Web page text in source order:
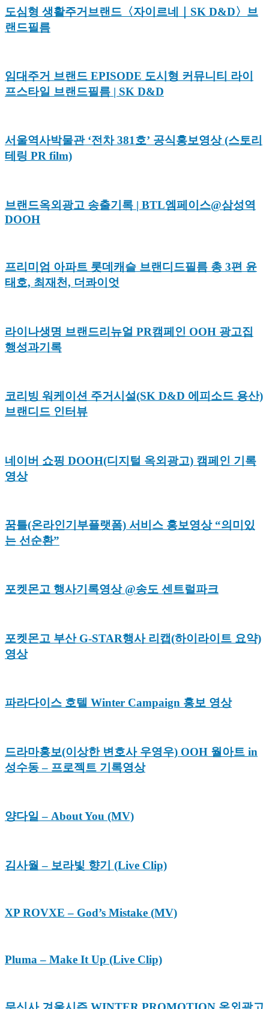
도심형 생활주거브랜드〈자이르네｜SK D&D〉브
랜드필름
임대주거 브랜드 EPISODE 도시형 커뮤니티 라이
프스타일 브랜드필름 | SK D&D
서울역사박물관 ‘전차 381호’ 공식홍보영상 (스토리
테링 PR film)
브랜드옥외광고 송출기록 | BTL엠페이스@삼성역
DOOH
프리미엄 아파트 롯데캐슬 브랜디드필름 총 3편 윤
태호, 최재천, 더콰이엇
라이나생명 브랜드리뉴얼 PR캠페인 OOH 광고집
행성과기록
코리빙 워케이션 주거시설(SK D&D 에피소드 용산)
브랜디드 인터뷰
네이버 쇼핑 DOOH(디지털 옥외광고) 캠페인 기록
영상
꿈틀(온라인기부플랫폼) 서비스 홍보영상 “의미있
는 선순환”
포켓몬고 행사기록영상 @송도 센트럴파크
포켓몬고 부산 G-STAR행사 리캡(하이라이트 요약)
영상
파라다이스 호텔 Winter Campaign 홍보 영상
드라마홍보(이상한 변호사 우영우) OOH 월아트 in
성수동 – 프로젝트 기록영상
양다일 – About You (MV)
김사월 – 보라빛 향기 (Live Clip)
XP ROVXE – God’s Mistake (MV)
Pluma – Make It Up (Live Clip)